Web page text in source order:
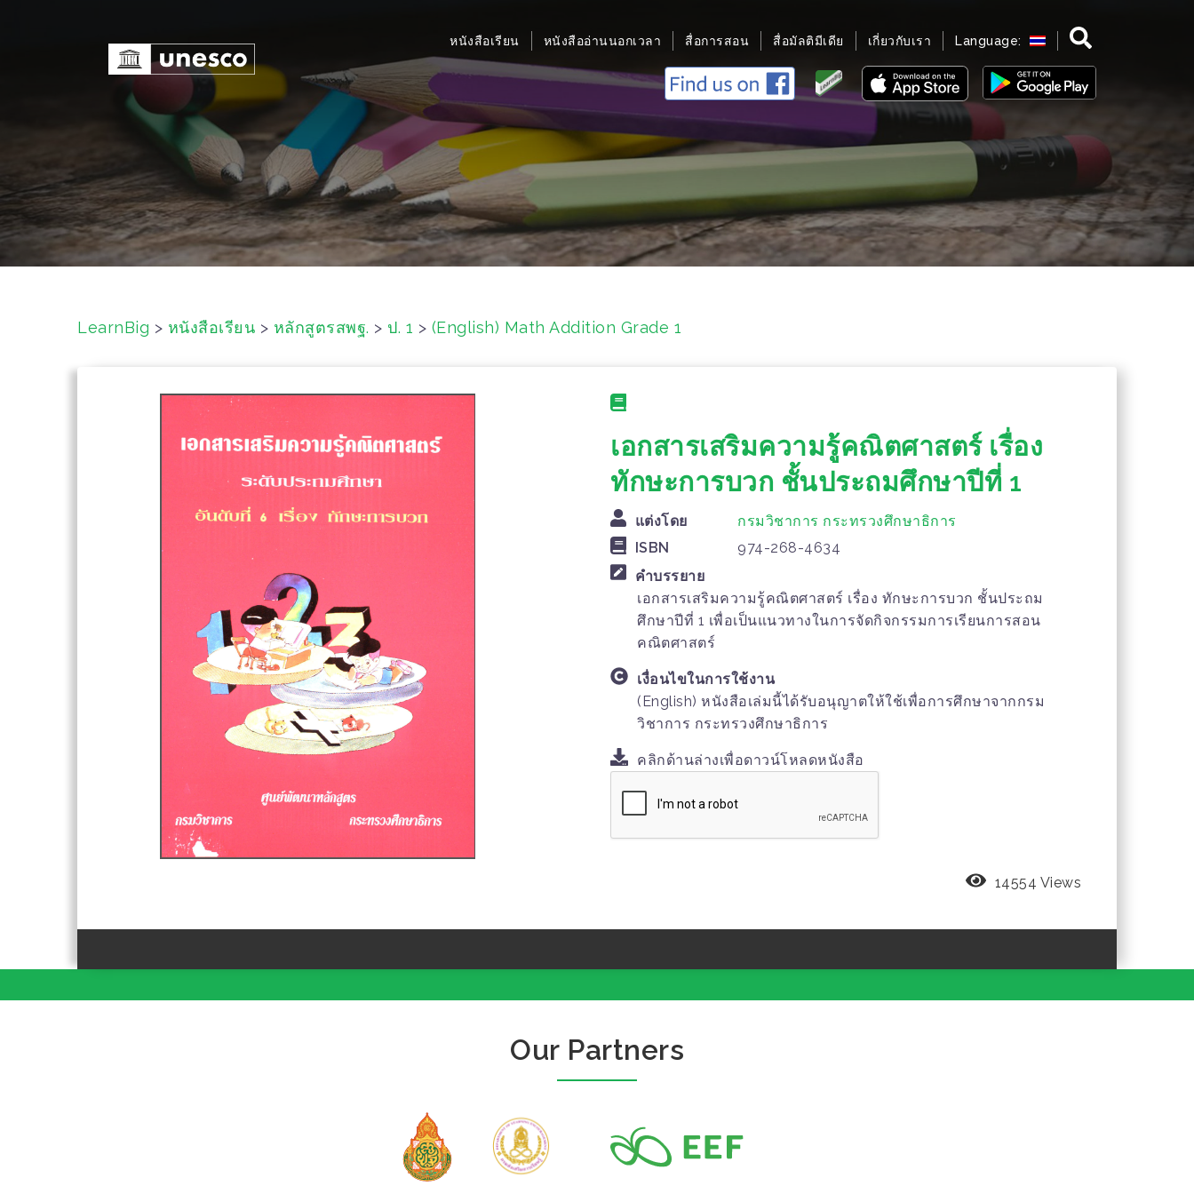
n
t
e
หนังสือเรียน หนังสืออ่านนอกเวลา สื่อการสอน สื่อมัลติมีเดีย เกี่ยวกับเรา Language:
LearnBig > หนังสือเรียน > หลักสูตรสพฐ. > ป. 1 > (English) Math Addition Grade 1
เอกสารเสริมความรู้คณิตศาสตร์ เรื่อง
ทักษะการบวก ชั้นประถมศึกษาปีที่ 1
แต่งโดย
กรมวิชาการ กระทรวงศึกษาธิการ
ISBN
974-268-4634
คำบรรยาย
เอกสารเสริมความรู้คณิตศาสตร์ เรื่อง ทักษะการบวก ชั้นประถม
ศึกษาปีที่ 1 เพื่อเป็นแนวทางในการจัดกิจกรรมการเรียนการสอน
คณิตศาสตร์
เงื่อนไขในการใช้งาน
(English) หนังสือเล่มนี้ได้รับอนุญาตให้ใช้เพื่อการศึกษาจากกรม
วิชาการ กระทรวงศึกษาธิการ
คลิกด้านล่างเพื่อดาวน์โหลดหนังสือ
14554 Views
Our Partners